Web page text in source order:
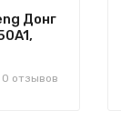
Донг
0 отзывов